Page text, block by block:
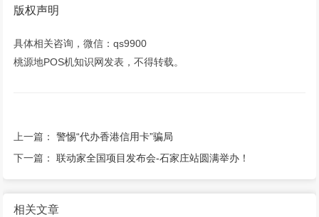
版权声明
具体相关咨询，微信：qs9900
桃源地POS机知识网发表，不得转载。
上一篇：警惕“代办香港信用卡”骗局
下一篇：联动家全国项目发布会-石家庄站圆满举办！
相关文章